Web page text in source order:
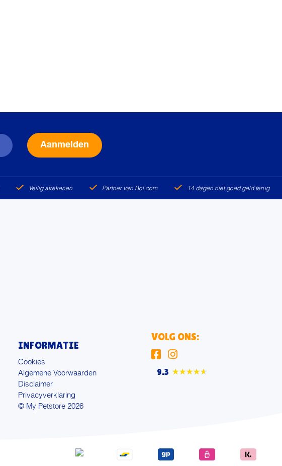
Veilig afrekenen Partner van Bol.com 14 dagen niet goed geld terug
INFORMATIE
Cookies
Algemene Voorwaarden
Disclaimer
Privacyverklaring
© My Petstore 2026
VOLG ONS:
9.3 ★★★★★